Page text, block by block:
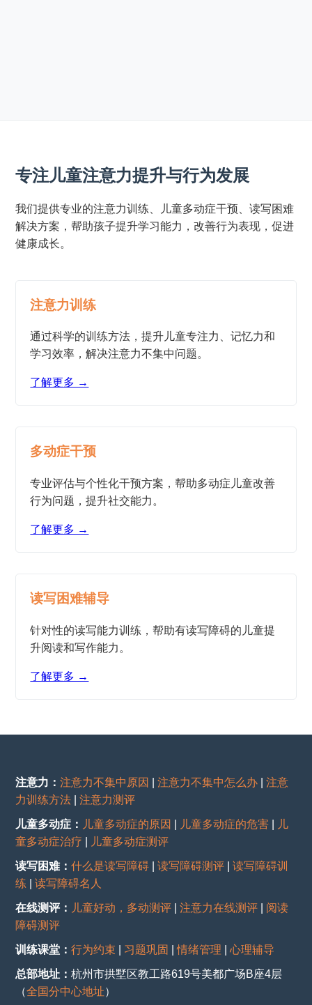
专注儿童注意力提升与行为发展
我们提供专业的注意力训练、儿童多动症干预、读写困难
解决方案，帮助孩子提升学习能力，改善行为表现，促进
健康成长。
注意力训练
通过科学的训练方法，提升儿童专注力、记忆力和
学习效率，解决注意力不集中问题。
了解更多 →
多动症干预
专业评估与个性化干预方案，帮助多动症儿童改善
行为问题，提升社交能力。
了解更多 →
读写困难辅导
针对性的读写能力训练，帮助有读写障碍的儿童提
升阅读和写作能力。
了解更多 →
注意力：注意力不集中原因 |注意力不集中怎么办 |注意
力训练方法 |注意力测评
儿童多动症： 儿童多动症的原因 儿童多动症的危害
儿
童多动症治疗
儿童多动症测评
读写困难：什么是读写障碍 |读写障碍测评 |读写障碍训
练 |读写障碍名人
在线测评： 儿童好动，多动测评 |注意力在线测评
阅读
障碍测评
训练课堂：行为约束 习题巩固 |情绪管理 |心理辅导
总部地址：杭州市拱墅区教工路619号美都广场B座4层
（全国分中心地址）